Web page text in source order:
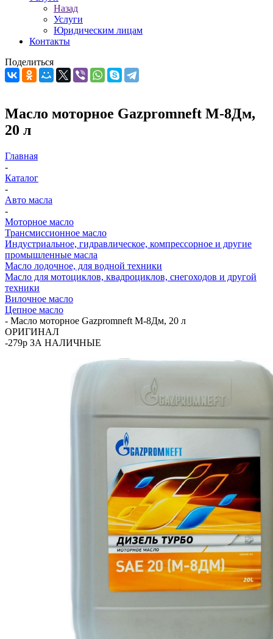
Назад
Услуги
Юридическим лицам
Контакты
Поделиться
Масло моторное Gazpromneft М-8Дм,
20 л
Главная
-
Каталог
-
Авто масла
-
Моторное масло
Трансмиссионное масло
Индустриальное, гидравлическое, компрессорное и другие
промышленные масла
Масло лодочное, для водной техники
Масло для мотоциклов, квадроциклов, снегоходов и другой
техники
Вилочное масло
Цепное масло
- Масло моторное Gazpromneft М-8Дм, 20 л
ОРИГИНАЛ
-279р ЗА НАЛИЧНЫЕ